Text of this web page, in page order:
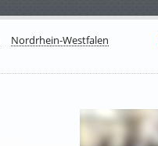
Nordrhein-Westfalen